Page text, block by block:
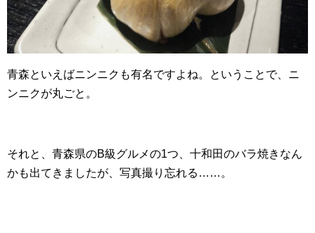
青森といえばニンニクも有名ですよね。ということで、ニ
ンニクが丸ごと。
それと、青森県のB級グルメの1つ、十和田のバラ焼きなん
かも出てきましたが、写真撮り忘れる……。